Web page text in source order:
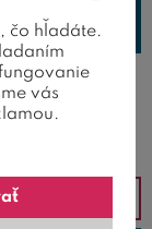
čo hľadáte.
vás